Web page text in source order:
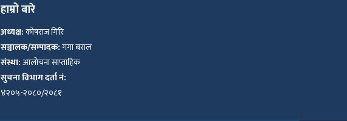
हाम्रो बारे
अध्यक्ष:कोषराज गिरि
सञ्चालक/सम्पादक:गंगा बराल
संस्था:आलोचना साप्ताहिक
सुचना विभाग दर्ता नं:
४२०५-२०८०/२०८१